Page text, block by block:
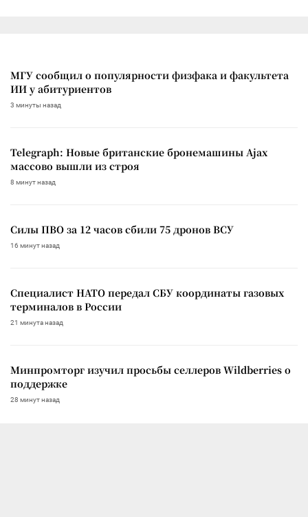
МГУ сообщил о популярности физфака и факультета
ИИ у абитуриентов
3 минуты назад
Telegraph: Новые британские бронемашины Ajax
массово вышли из строя
8 минут назад
Силы ПВО за 12 часов сбили 75 дронов ВСУ
16 минут назад
Специалист НАТО передал СБУ координаты газовых
терминалов в России
21 минута назад
Минпромторг изучил просьбы селлеров Wildberries о
поддержке
28 минут назад